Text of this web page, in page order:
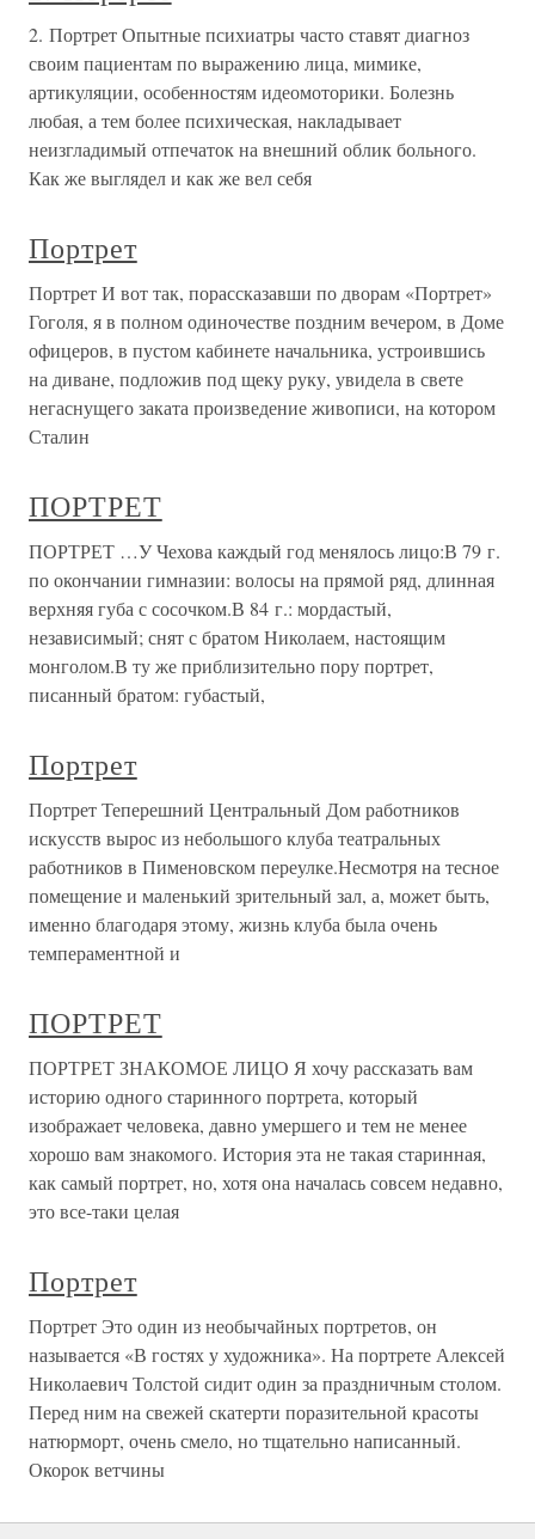
2. Портрет Опытные психиатры часто ставят диагноз
своим пациентам по выражению лица, мимике,
артикуляции, особенностям идеомоторики. Болезнь
любая, а тем более психическая, накладывает
неизгладимый отпечаток на внешний облик больного.
Как же выглядел и как же вел себя
Портрет
Портрет И вот так, порассказавши по дворам «Портрет»
Гоголя, я в полном одиночестве поздним вечером, в Доме
офицеров, в пустом кабинете начальника, устроившись
на диване, подложив под щеку руку, увидела в свете
негаснущего заката произведение живописи, на котором
Сталин
ПОРТРЕТ
ПОРТРЕТ …У Чехова каждый год менялось лицо:В 79 г.
по окончании гимназии: волосы на прямой ряд, длинная
верхняя губа с сосочком.В 84 г.: мордастый,
независимый; снят с братом Николаем, настоящим
монголом.В ту же приблизительно пору портрет,
писанный братом: губастый,
Портрет
Портрет Теперешний Центральный Дом работников
искусств вырос из небольшого клуба театральных
работников в Пименовском переулке.Несмотря на тесное
помещение и маленький зрительный зал, а, может быть,
именно благодаря этому, жизнь клуба была очень
темпераментной и
ПОРТРЕТ
ПОРТРЕТ ЗНАКОМОЕ ЛИЦО Я хочу рассказать вам
историю одного старинного портрета, который
изображает человека, давно умершего и тем не менее
хорошо вам знакомого. История эта не такая старинная,
как самый портрет, но, хотя она началась совсем недавно,
это все-таки целая
Портрет
Портрет Это один из необычайных портретов, он
называется «В гостях у художника». На портрете Алексей
Николаевич Толстой сидит один за праздничным столом.
Перед ним на свежей скатерти поразительной красоты
натюрморт, очень смело, но тщательно написанный.
Окорок ветчины